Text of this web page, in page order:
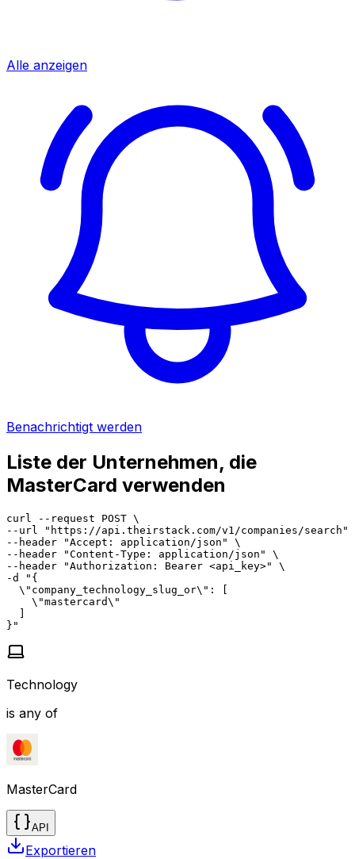
Alle anzeigen
Benachrichtigt werden
Liste der Unternehmen, die
MasterCard verwenden
curl --request POST \
--url "https://api.theirstack.com/v1/companies/search"
--header "Accept: application/json" \
--header "Content-Type: application/json" \
--header "Authorization: Bearer <api_key>" \
-d "{
  \"company_technology_slug_or\": [
    \"mastercard\"
  ]
}"
Technology
is any of
MasterCard
API
Exportieren